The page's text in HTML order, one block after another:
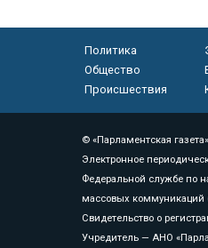
Политика
Общество
Происшествия
© «Парламентская
Электронное
Федеральной службе по
массовых коммуникаций
Свидетельство о
Учредитель — АНО